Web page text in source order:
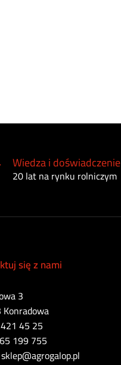
Wiedza i doświadczenie
20 lat na rynku rolniczym
się z nami
3
45 25
199 755